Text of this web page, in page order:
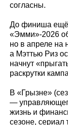
согласны.
До финиша ещё
«Эмми»-2026
но в апреле на
а Мэттью Риз
начнут
раскрутки
В «Грызне»
—
жизнь и
сезоне, сериал